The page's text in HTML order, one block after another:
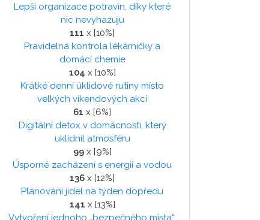
Lepší organizace potravin, díky které
nic nevyhazuju
111 x [10%]
Pravidelná kontrola lékárničky a
domácí chemie
104 x [10%]
Krátké denní úklidové rutiny místo
velkých víkendových akcí
61 x [6%]
Digitální detox v domácnosti, který
uklidnil atmosféru
99x [9%]
Úsporné zacházení s energií a vodou
136 x [12%]
Plánování jídel na týden dopředu
141 x [13%]
Vytvoření jednoho „bezpečného místa“,